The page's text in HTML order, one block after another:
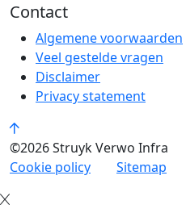
Contact
Algemene voorwaarden
Veel gestelde vragen
Disclaimer
Privacy statement
©2026 Struyk Verwo Infra
Cookie policy
Sitemap